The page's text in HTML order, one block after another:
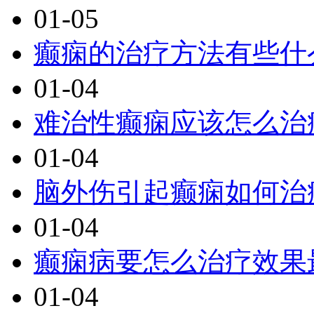
01-05
癫痫的治疗方法有些什
01-04
难治性癫痫应该怎么治
01-04
脑外伤引起癫痫如何治
01-04
癫痫病要怎么治疗效果
01-04